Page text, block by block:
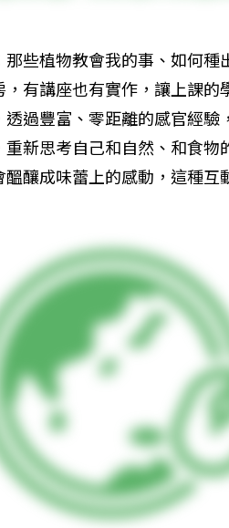
些植物教會我的事、如何
有講座也有實作，讓上課
過豐富、零距離的感官經
新思考自己和自然、和食
釀成味蕾上的感動，這種